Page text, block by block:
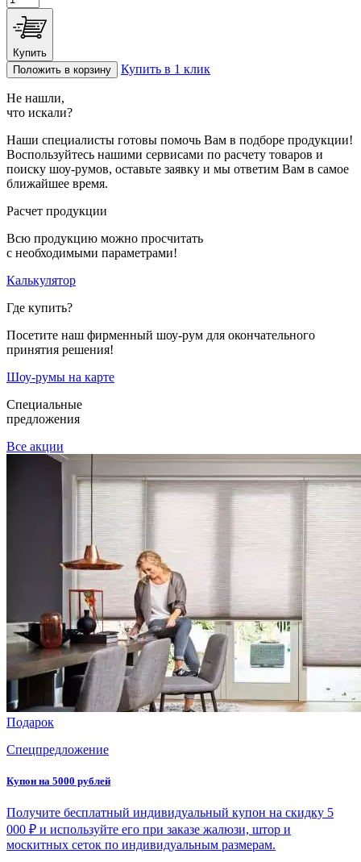
Купить
Положить в корзину
Купить в 1 клик
Не нашли,
что искали?
Наши специалисты готовы помочь Вам в подборе продукции!
Воспользуйтесь нашими сервисами по расчету товаров и
поиску шоу-румов, оставьте заявку и мы ответим Вам в самое
ближайшее время.
Расчет продукции
Всю продукцию можно просчитать
с необходимыми параметрами!
Калькулятор
Где купить?
Посетите наш фирменный шоу-рум для окончательного
принятия решения!
Шоу-румы на карте
Специальные
предложения
Все акции
Подарок
Спецпредложение
Купон на 5000 рублей
Получите бесплатный индивидуальный купон на скидку 5
000 ₽ и используйте его при заказе жалюзи, штор и
москитных сеток по индивидуальным размерам.